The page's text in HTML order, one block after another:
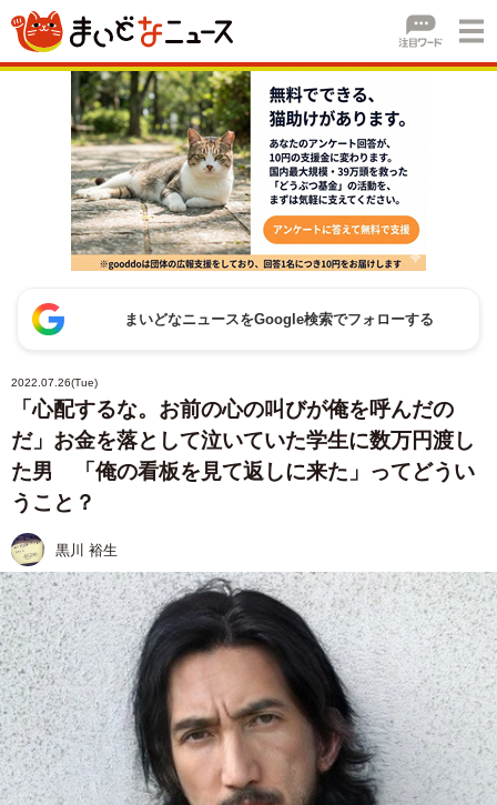
まいどなニュースをGoogle検索でフォローする
2022.07.26(Tue)
「心配するな。お前の心の叫びが俺を呼んだの
だ」お金を落として泣いていた学生に数万円渡し
た男 「俺の看板を見て返しに来た」ってどうい
うこと？
黒川 裕生